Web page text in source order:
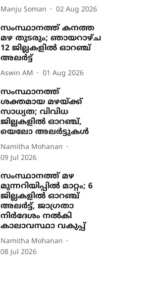
Manju Soman 02 Aug 2026
സംസ്ഥാനത്ത് കനത്ത
മഴ തുടരും; ഞായറാഴ്ച
12 ജില്ലകളിൽ ഓറഞ്ച്
അലർട്ട്
Aswin AM 01 Aug 2026
സംസ്ഥാനത്ത്
ശക്തമായ മഴയ്ക്ക്
സാധ്യത; വിവിധ
ജില്ലകളിൽ ഓറഞ്ച്,
യെലോ അലർട്ടുകൾ
Namitha Mohanan
09 Jul 2026
സംസ്ഥാനത്ത് മഴ
മുന്നറിയിപ്പിൽ മാറ്റം; 6
ജില്ലകളിൽ ഓറഞ്ച്
അലർട്ട്, ജാഗ്രതാ
നിർദേശം നൽകി
കാലാവസ്ഥാ വകുപ്പ്
Namitha Mohanan
08 Jul 2026